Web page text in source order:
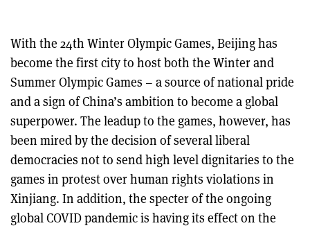
With the 24th Winter Olympic Games, Beijing has
become the first city to host both the Winter and
Summer Olympic Games – a source of national pride
and a sign of China’s ambition to become a global
superpower. The leadup to the games, however, has
been mired by the decision of several liberal
democracies not to send high level dignitaries to the
games in protest over human rights violations in
Xinjiang. In addition, the specter of the ongoing
global COVID pandemic is having its effect on the